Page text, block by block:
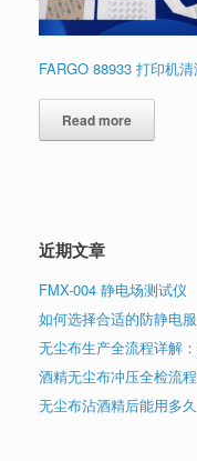
FARGO 88933 打印机
Read more
近期文章
FMX-004 静电场测试仪
如何选择合适的防静电服
无尘布生产全流程详解
酒精无尘布冲压全检流
无尘布沾酒精后能用多